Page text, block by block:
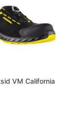
VM California